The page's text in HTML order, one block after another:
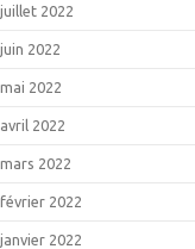
juillet 2022
juin 2022
mai 2022
avril 2022
mars 2022
février 2022
janvier 2022